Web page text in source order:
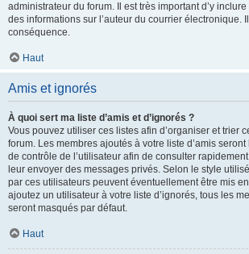
administrateur du forum. Il est très important d’y
des informations sur l’auteur du courrier électronique.
conséquence.
Haut
Amis et ignorés
À quoi sert ma liste d’amis et d’ignorés ?
Vous pouvez utiliser ces listes afin d’organiser et trier
forum. Les membres ajoutés à votre liste d’amis
de contrôle de l’utilisateur afin de consulter
leur envoyer des messages privés. Selon le style
par ces utilisateurs peuvent éventuellement être mis
ajoutez un utilisateur à votre liste d’ignorés, tous les
seront masqués par défaut.
Haut